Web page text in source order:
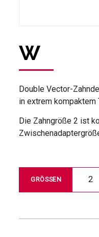
W
Double Vector-
in extrem kompaktem
Die Zahngröße 2 ist
GRÖSSEN 2